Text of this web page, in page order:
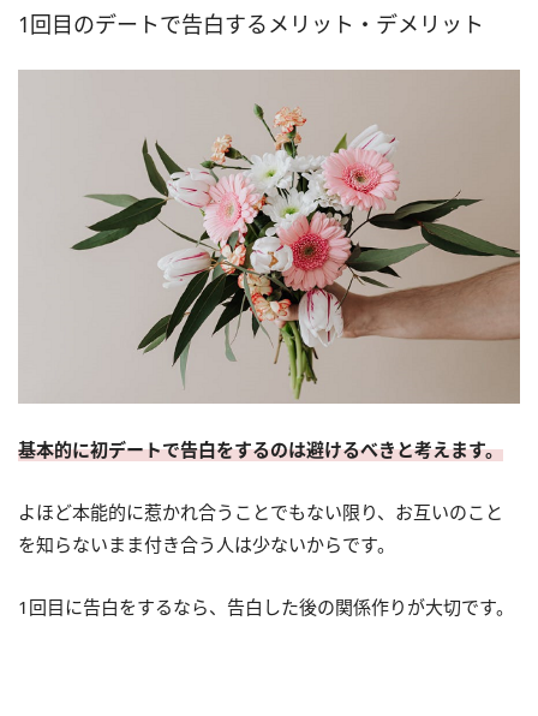
1回目のデートで告白するメリット・デメリット
基本的に初デートで告白をするのは避けるべきと考えます。
よほど本能的に惹かれ合うことでもない限り、お互いのこと
を知らないまま付き合う人は少ないからです。
1回目に告白をするなら、告白した後の関係作りが大切です。